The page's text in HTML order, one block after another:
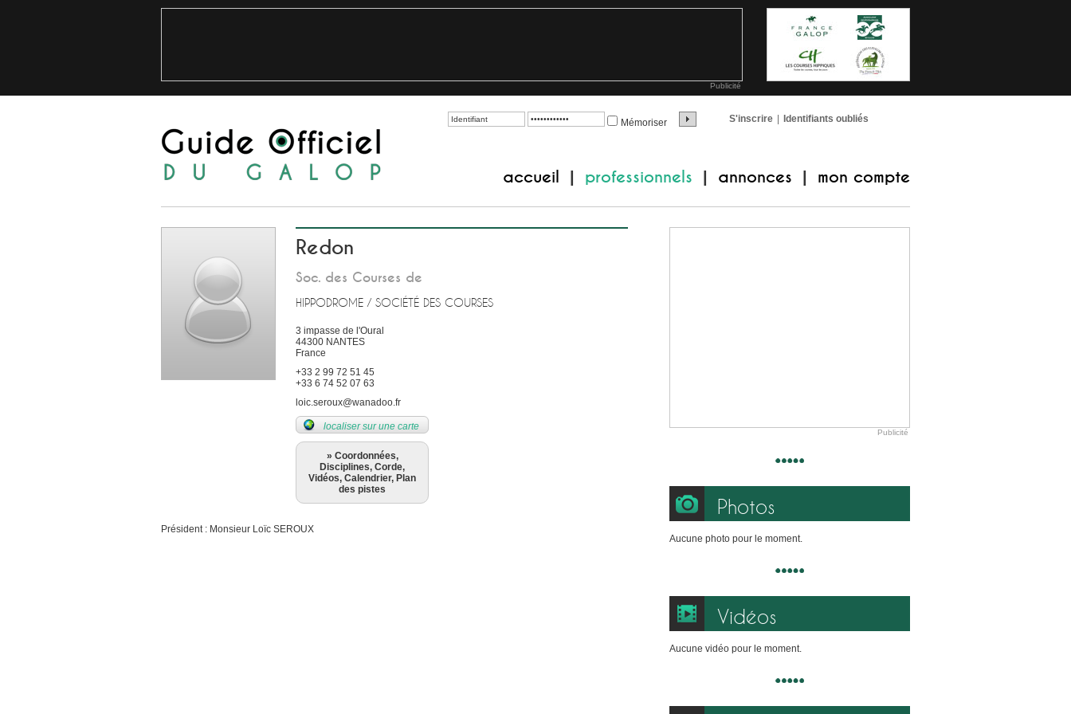
Publicité
Mémoriser S'inscrire Identifiants oubliés
accueil professionnels annonces mon compte
Redon
Soc. des Courses de
HIPPODROME / SOCIÉTÉ DES COURSES
3 impasse de l'Oural
44300 NANTES
France
+33 2 99 72 51 45
+33 6 74 52 07 63
loic.seroux@wanadoo.fr
localiser sur une carte
» Coordonnées,
Disciplines, Corde,
Vidéos, Calendrier, Plan
des pistes
Président : Monsieur Loïc SEROUX
Publicité
Photos
Aucune photo pour le moment.
Vidéos
Aucune vidéo pour le moment.